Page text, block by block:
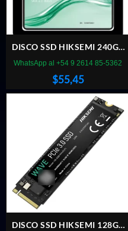
DISCO SSD HIKSEMI 240GB
SATA WAVE
$55,45
WhatsApp al +54 9 2614 85-5362
DISCO SSD HIKSEMI 128GB